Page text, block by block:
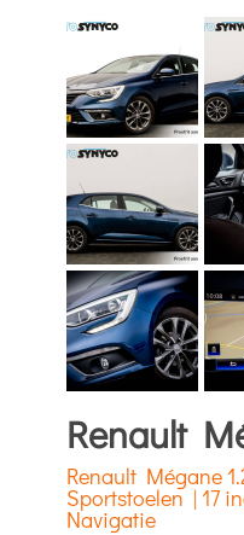
Renault
Renault Mégane
Sportstoelen | 17
Navigatie